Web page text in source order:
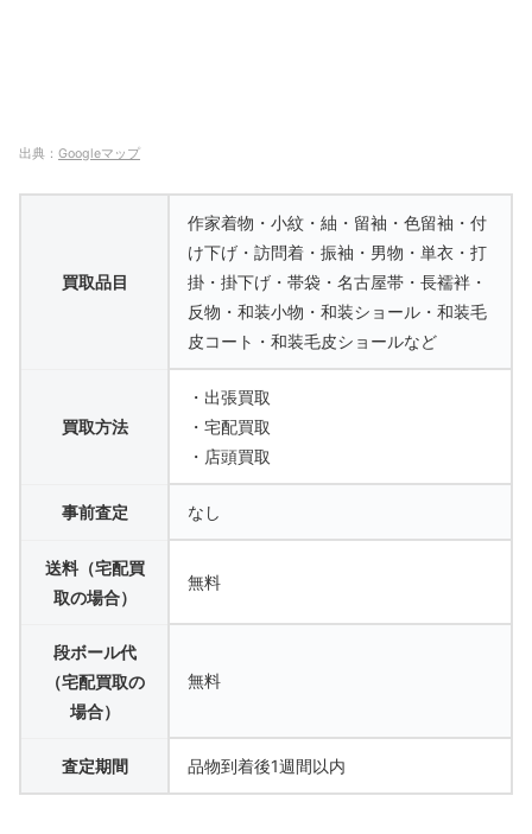
出典： Googleマップ
買取品目
作家着物・小紋・紬・留袖・色留袖・付
け下げ・訪問着・振袖・男物・単衣・打
掛・掛下げ・帯袋・名古屋帯・長襦袢・
反物・和装小物・和装ショール・和装毛
皮コート・和装毛皮ショールなど
買取方法
・出張買取
・宅配買取
・店頭買取
事前査定 なし
送料（宅配買
取の場合）
無料
段ボール代
（宅配買取の
場合）
無料
査定期間 品物到着後1週間以内